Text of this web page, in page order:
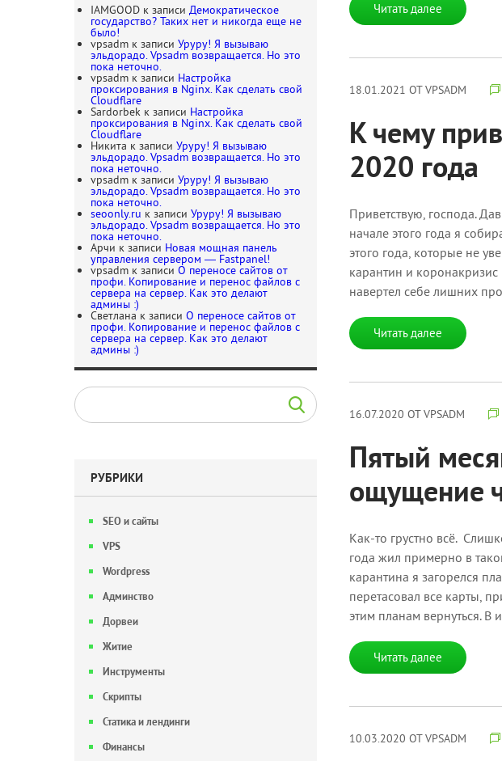
IAMGOOD к записи Демократическое
государство? Таких нет и никогда еще не
было!
vpsadm к записи Уруру! Я вызываю
эльдорадо. Vpsadm возвращается. Но это
пока неточно.
vpsadm к записи Настройка
проксирования в Nginx. Как сделать свой
Cloudflare
Sardorbek к записи Настройка
проксирования в Nginx. Как сделать свой
Cloudflare
Никита к записи Уруру! Я вызываю
эльдорадо. Vpsadm возвращается. Но это
пока неточно.
vpsadm к записи Уруру! Я вызываю
эльдорадо. Vpsadm возвращается. Но это
пока неточно.
seoonly.ru к записи Уруру! Я вызываю
эльдорадо. Vpsadm возвращается. Но это
пока неточно.
Арчи к записи Новая мощная панель
управления сервером — Fastpanel!
vpsadm к записи О переносе сайтов от
профи. Копирование и перенос файлов с
сервера на сервер. Как это делают
админы :)
Светланак записи О переносе сайтов от
профи. Копирование и перенос файлов с
сервера на сервер. Как это делают
админы :)
РУБРИКИ
SEO и сайты
VPS
Wordpress
Админство
Дорвеи
Житие
Инструменты
Скрипты
Статика и лендинги
Финансы
Читать далее
18.01.2021 ОТ VPSADM
К чему
2020 года
Приветствую, господа.
начале этого года я
этого года, которые не
карантин и
навертел себе лишних
Читать далее
16.07.2020 ОТ VPSADM
Пятый
ощущение
Как-то грустно всё.
года жил примерно в
карантина я загорелся
перетасовал все карты,
этим планам вернуться. В
Читать далее
10.03.2020 ОТ VPSADM